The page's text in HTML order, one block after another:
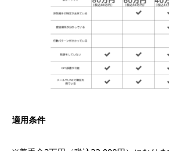
適用条件